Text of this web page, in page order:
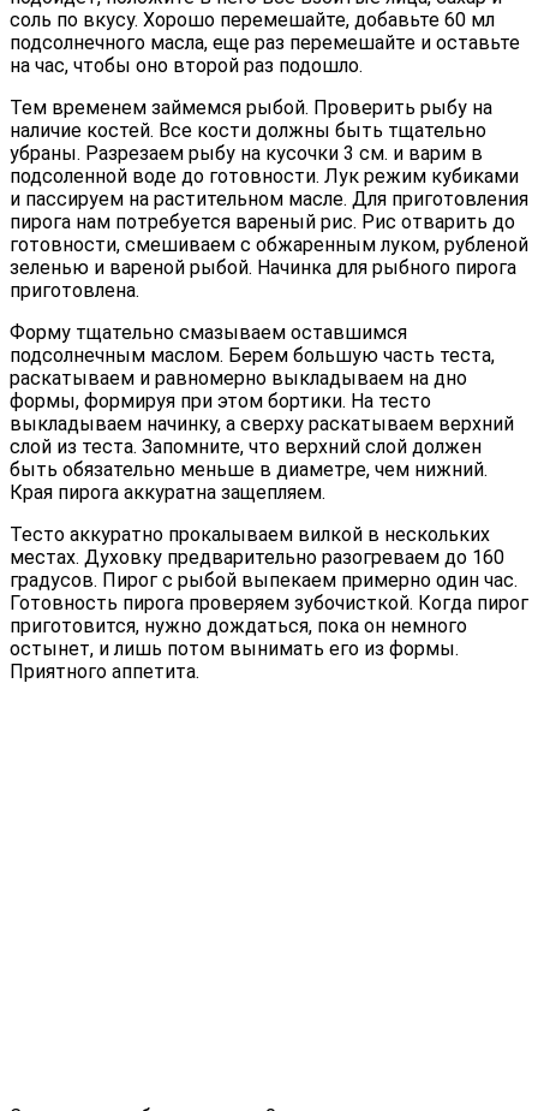
соль по вкусу. Хорошо перемешайте, добавьте 60 мл
подсолнечного масла, еще раз перемешайте и оставьте
на час, чтобы оно второй раз подошло.
Тем временем займемся рыбой. Проверить рыбу на
наличие костей. Все кости должны быть тщательно
убраны. Разрезаем рыбу на кусочки 3 см. и варим в
подсоленной воде до готовности. Лук режим кубиками
и пассируем на растительном масле. Для приготовления
пирога нам потребуется вареный рис. Рис отварить до
готовности, смешиваем с обжаренным луком, рубленой
зеленью и вареной рыбой. Начинка для рыбного пирога
приготовлена.
Форму тщательно смазываем оставшимся
подсолнечным маслом. Берем большую часть теста,
раскатываем и равномерно выкладываем на дно
формы, формируя при этом бортики. На тесто
выкладываем начинку, а сверху раскатываем верхний
слой из теста. Запомните, что верхний слой должен
быть обязательно меньше в диаметре, чем нижний.
Края пирога аккуратна защепляем.
Тесто аккуратно прокалываем вилкой в нескольких
местах. Духовку предварительно разогреваем до 160
градусов. Пирог с рыбой выпекаем примерно один час.
Готовность пирога проверяем зубочисткой. Когда пирог
приготовится, нужно дождаться, пока он немного
остынет, и лишь потом вынимать его из формы.
Приятного аппетита.